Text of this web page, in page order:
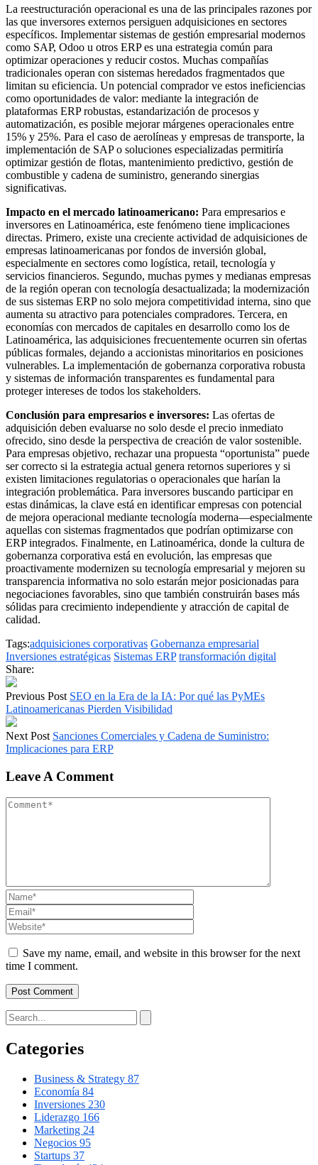
La reestructuración operacional es una de las principales razones por
las que inversores externos persiguen adquisiciones en sectores
específicos. Implementar sistemas de gestión empresarial modernos
como SAP, Odoo u otros ERP es una estrategia común para
optimizar operaciones y reducir costos. Muchas compañías
tradicionales operan con sistemas heredados fragmentados que
limitan su eficiencia. Un potencial comprador ve estos ineficiencias
como oportunidades de valor: mediante la integración de
plataformas ERP robustas, estandarización de procesos y
automatización, es posible mejorar márgenes operacionales entre
15% y 25%. Para el caso de aerolíneas y empresas de transporte, la
implementación de SAP o soluciones especializadas permitiría
optimizar gestión de flotas, mantenimiento predictivo, gestión de
combustible y cadena de suministro, generando sinergias
significativas.
Impacto en el mercado latinoamericano: Para empresarios e
inversores en Latinoamérica, este fenómeno tiene implicaciones
directas. Primero, existe una creciente actividad de adquisiciones de
empresas latinoamericanas por fondos de inversión global,
especialmente en sectores como logística, retail, tecnología y
servicios financieros. Segundo, muchas pymes y medianas empresas
de la región operan con tecnología desactualizada; la modernización
de sus sistemas ERP no solo mejora competitividad interna, sino que
aumenta su atractivo para potenciales compradores. Tercera, en
economías con mercados de capitales en desarrollo como los de
Latinoamérica, las adquisiciones frecuentemente ocurren sin ofertas
públicas formales, dejando a accionistas minoritarios en posiciones
vulnerables. La implementación de gobernanza corporativa robusta
y sistemas de información transparentes es fundamental para
proteger intereses de todos los stakeholders.
Conclusión para empresarios e inversores: Las ofertas de
adquisición deben evaluarse no solo desde el precio inmediato
ofrecido, sino desde la perspectiva de creación de valor sostenible.
Para empresas objetivo, rechazar una propuesta “oportunista” puede
ser correcto si la estrategia actual genera retornos superiores y si
existen limitaciones regulatorias o operacionales que harían la
integración problemática. Para inversores buscando participar en
estas dinámicas, la clave está en identificar empresas con potencial
de mejora operacional mediante tecnología moderna—especialmente
aquellas con sistemas fragmentados que podrían optimizarse con
ERP integrados. Finalmente, en Latinoamérica, donde la cultura de
gobernanza corporativa está en evolución, las empresas que
proactivamente modernizen su tecnología empresarial y mejoren su
transparencia informativa no solo estarán mejor posicionadas para
negociaciones favorables, sino que también construirán bases más
sólidas para crecimiento independiente y atracción de capital de
calidad.
Tags:adquisiciones corporativas Gobernanza empresarial
Inversiones estratégicas Sistemas ERP transformación digital
Share:
Previous Post SEO en la Era de la IA: Por qué las PyMEs
Latinoamericanas Pierden Visibilidad
Next Post Sanciones Comerciales y Cadena de Suministro:
Implicaciones para ERP
Leave A Comment
Save my name, email, and website in this browser for the next
time I comment.
Categories
Business & Strategy 87
Economía 84
Inversiones 230
Liderazgo 166
Marketing 24
Negocios 95
Startups 37